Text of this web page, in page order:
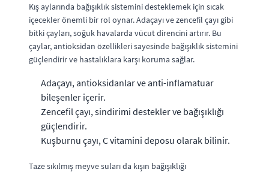
Kış aylarında bağışıklık sistemini desteklemek için sıcak
içecekler önemli bir rol oynar. Adaçayı ve zencefil çayı gibi
bitki çayları, soğuk havalarda vücut direncini artırır. Bu
çaylar, antioksidan özellikleri sayesinde bağışıklık sistemini
güçlendirir ve hastalıklara karşı koruma sağlar.
Adaçayı, antioksidanlar ve anti-inflamatuar
bileşenler içerir.
Zencefil çayı, sindirimi destekler ve bağışıklığı
güçlendirir.
Kuşburnu çayı, C vitamini deposu olarak bilinir.
Taze sıkılmış meyve suları da kışın bağışıklığı